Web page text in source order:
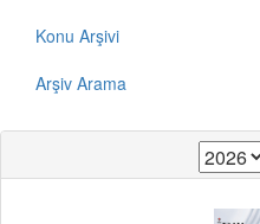
Konu Arşivi
Arşiv Arama